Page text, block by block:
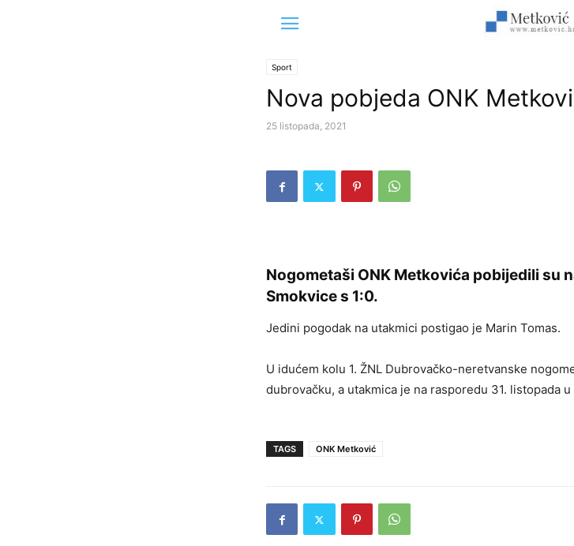
Sport
Nova pobjeda ONK
25 listopada, 2021
Nogometaši ONK Metkovića pobijedili su
Smokvice s 1:0.
Jedini pogodak na utakmici postigao je Marin Tomas.
U idućem kolu 1. ŽNL Dubrovačko-neretvanske
dubrovačku, a utakmica je na rasporedu 31. listopada u
TAGS ONK Metković